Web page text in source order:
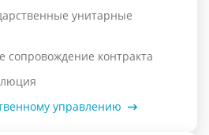
унитарные
сопровождение контракта
управлению